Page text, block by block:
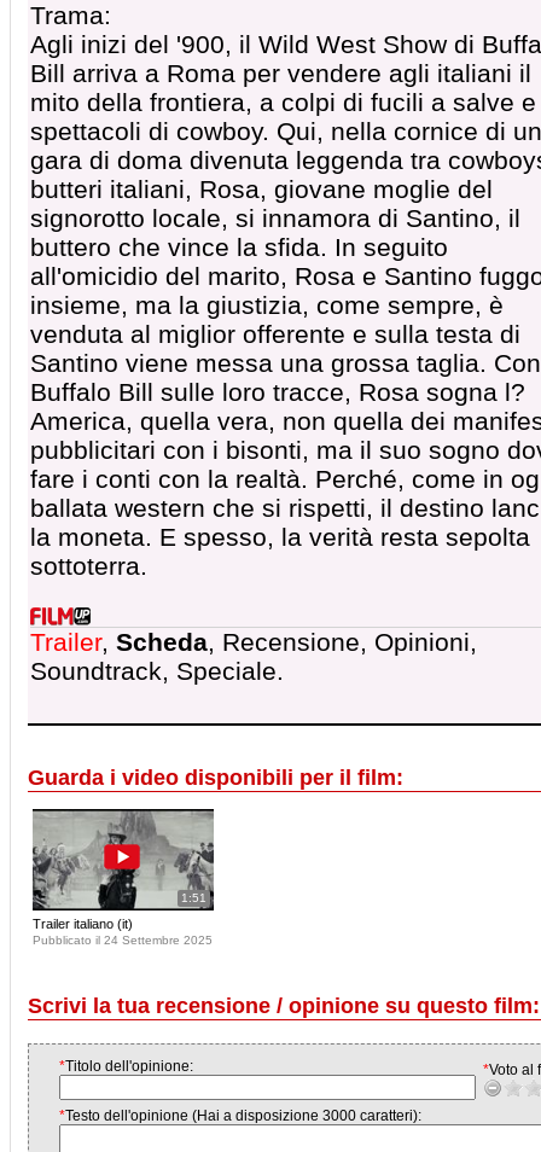
Trama:
Agli inizi del '900, il Wild West Show di
Bill arriva a Roma per vendere agli italiani il
mito della frontiera, a colpi di fucili a salve e
spettacoli di cowboy. Qui, nella cornice di
gara di doma divenuta leggenda tra
butteri italiani, Rosa, giovane moglie del
signorotto locale, si innamora di Santino, il
buttero che vince la sfida. In seguito
all'omicidio del marito, Rosa e Santino
insieme, ma la giustizia, come sempre, è
venduta al miglior offerente e sulla testa di
Santino viene messa una grossa taglia. Con
Buffalo Bill sulle loro tracce, Rosa sogna l?
America, quella vera, non quella dei
pubblicitari con i bisonti, ma il suo sogno
fare i conti con la realtà. Perché, come in
ballata western che si rispetti, il destino
la moneta. E spesso, la verità resta sepolta
sottoterra.
Trailer, Scheda, Recensione, Opinioni,
Soundtrack, Speciale.
Guarda i video disponibili per il film:
1:51
Trailer italiano (it)
Pubblicato il 24 Settembre 2025
Scrivi la tua recensione / opinione su questo
*Titolo dell'opinione: *Voto al
*Testo dell'opinione (Hai a disposizione 3000 caratteri):